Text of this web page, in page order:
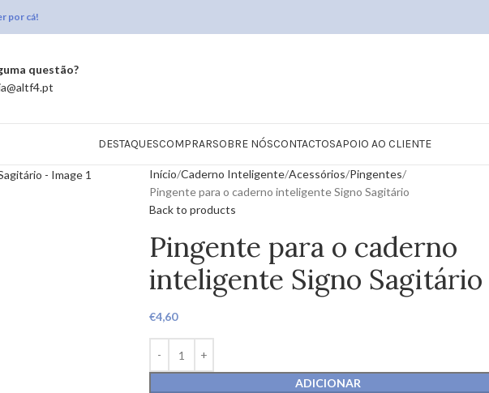
por cá!
questão?
DESTAQUESCOMPRARSOBRE NÓSCONTACTOSAPOIO AO CLIENTE
Início Caderno Inteligente Acessórios Pingentes
Pingente para o caderno inteligente Signo Sagitário
Back to products
Pingente para o caderno
inteligente Signo Sagitário
€4,60
ADICIONAR